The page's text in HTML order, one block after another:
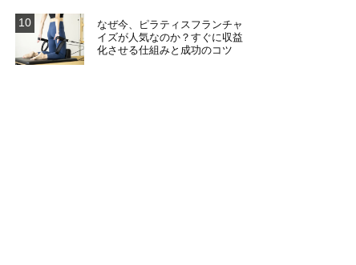
なぜ今、ピラティスフランチャ
イズが人気なのか？すぐに収益
化させる仕組みと成功のコツ